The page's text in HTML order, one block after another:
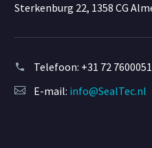
Sterkenburg 22, 1358 CG
Telefoon: +31 72 7600051
E-mail: info@SealTec.nl